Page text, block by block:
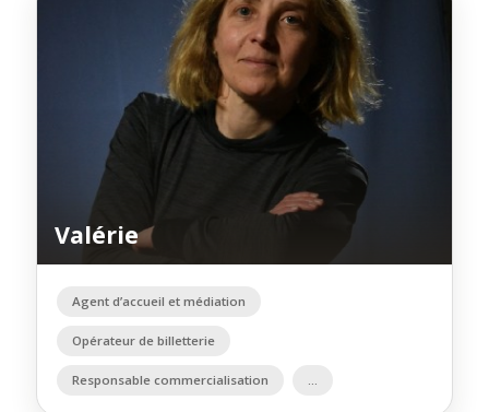
Valérie
Agent d’accueil et médiation
Opérateur de billetterie
Responsable commercialisation